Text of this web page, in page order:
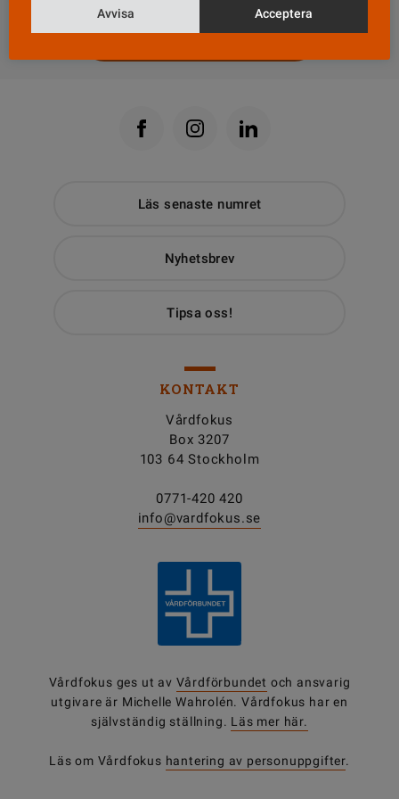
Läs senaste numret
Nyhetsbrev
Tipsa oss!
KONTAKT
Vårdfokus
Box 3207
103 64 Stockholm
0771-420 420
info@vardfokus.se
Vårdfokus ges ut av Vårdförbundet och ansvarig
utgivare är Michelle Wahrolén. Vårdfokus har en
självständig ställning. Läs mer här.
Läs om Vårdfokus hantering av personuppgifter.
Avvisa Acceptera